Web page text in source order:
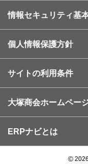
情報セキュリティ基
個人情報保護方針
サイトの利用条件
大塚商会ホームペー
ERPナビとは
©2026